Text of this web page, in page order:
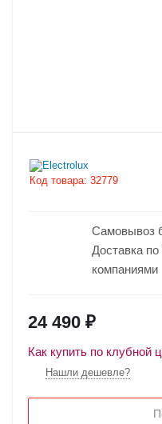
Код товара: 32779
Самовывоз
Доставка
компаниями
24 490 ₽
Как купить по клубной
Нашли дешевле?